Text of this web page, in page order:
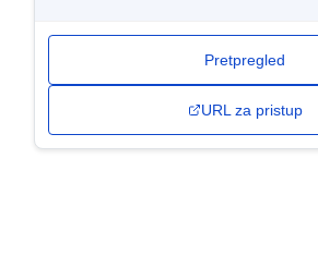
Pretpregled
URL za pristup